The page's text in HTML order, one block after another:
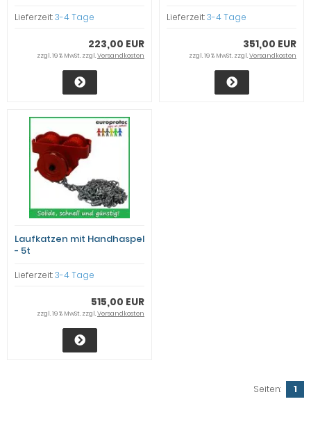
Lieferzeit:3-4 Tage
223,00 EUR
zzgl. 19 % MwSt. zzgl.Versandkosten
Lieferzeit:3-4 Tage
351,00 EUR
zzgl. 19 % MwSt. zzgl.Versandkosten
Laufkatzen mit Handhaspel
- 5t
Lieferzeit:3-4 Tage
515,00 EUR
zzgl. 19 % MwSt. zzgl.Versandkosten
Seiten: 1